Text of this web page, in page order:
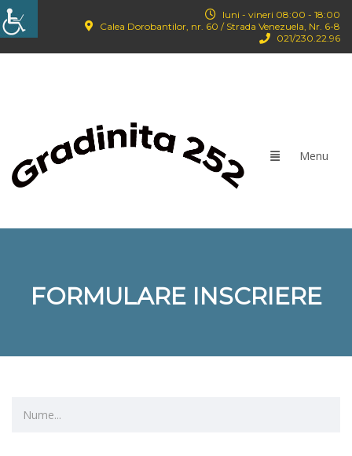
luni - vineri 08:00 - 18:00
Calea Dorobantilor, nr. 60 / Strada Venezuela, Nr. 6-8
021/‪230.22.96‬
FORMULARE INSCRIERE